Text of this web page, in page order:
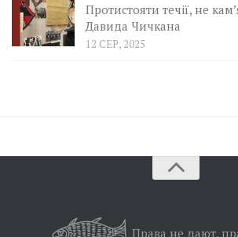
Протистояти течії, не
Давида Чичкана
12 СЕР, 2025
Позиція
Права не дают,